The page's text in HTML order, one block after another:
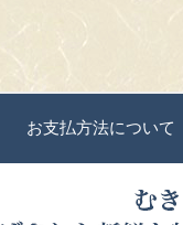
お支払方法について